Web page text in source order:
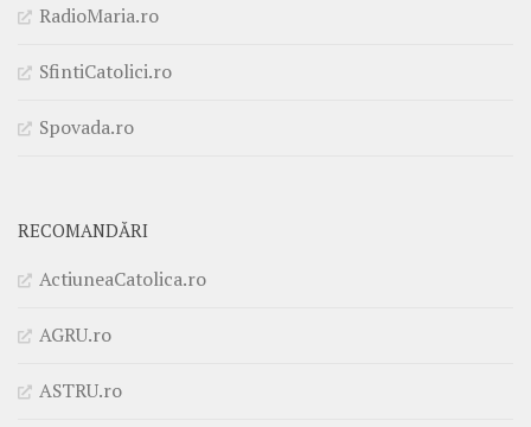
RadioMaria.ro
SfintiCatolici.ro
Spovada.ro
RECOMANDĂRI
ActiuneaCatolica.ro
AGRU.ro
ASTRU.ro